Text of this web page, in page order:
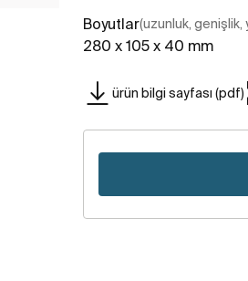
Boyutlar(uzunluk, genişlik,
280 x 105 x 40 mm
ürün bilgi sayfası (pdf)